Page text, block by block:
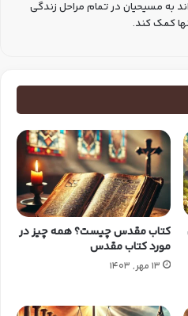
به مسیحیان در تمام مراحل زندگی
کمک کند.
کتاب مقدس چیست؟ همه چیز در
مورد کتاب مقدس
13 مهر, 1403